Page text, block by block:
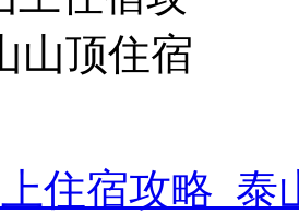
住宿攻略_泰